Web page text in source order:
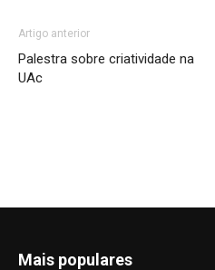
Artigo anterior
Palestra sobre criatividade na
UAc
Mais populares